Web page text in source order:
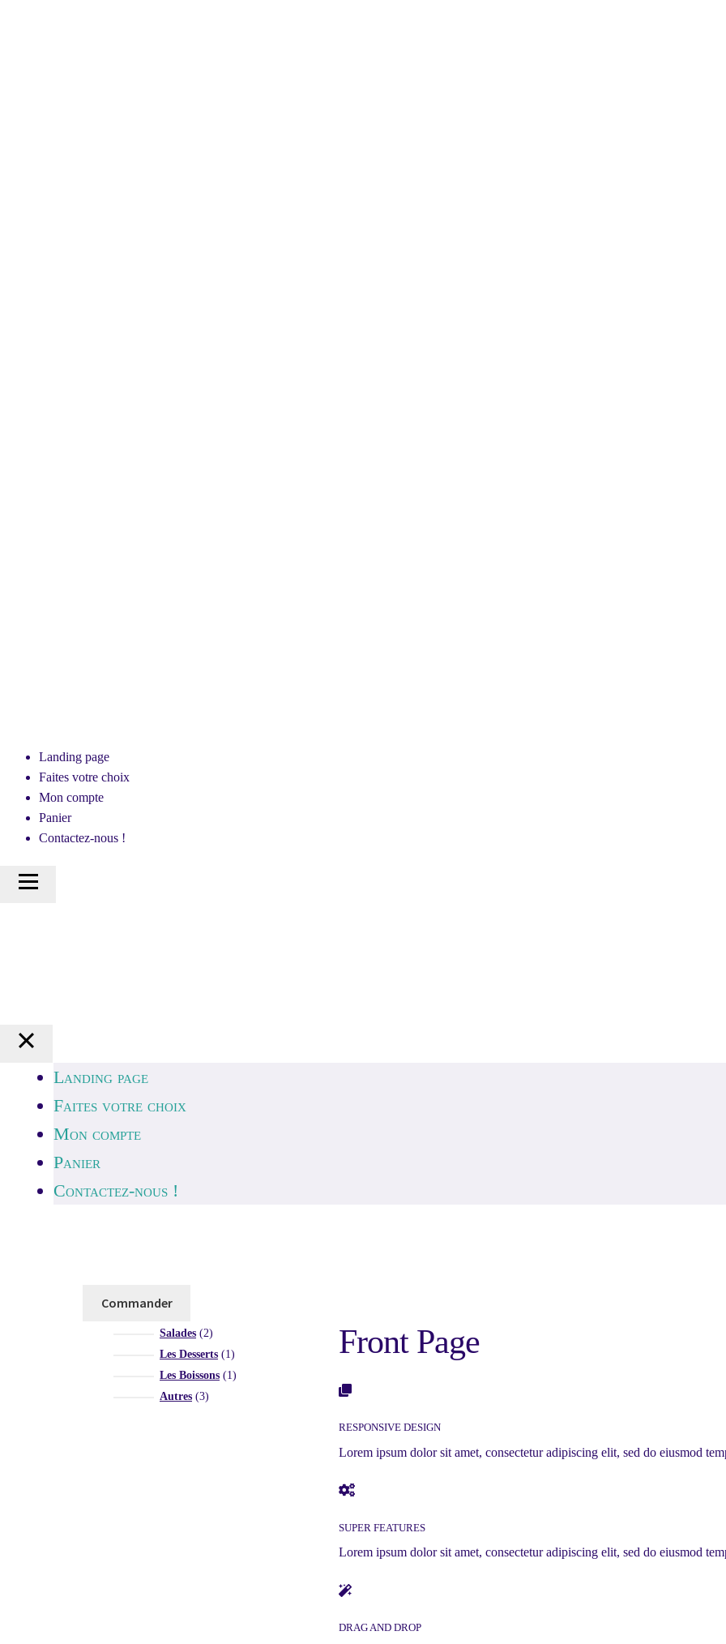
Landing page
Faites votre choix
Mon compte
Panier
Contactez-nous !
Landing page
Faites votre choix
Mon compte
Panier
Contactez-nous !
Commander
Front Page
RESPONSIVE DESIGN
Lorem ipsum dolor sit amet, consectetur adipiscing elit, sed do eiusmod
SUPER FEATURES
Lorem ipsum dolor sit amet, consectetur adipiscing elit, sed do eiusmod
DRAG AND DROP
Salades 22
produits
Les Desserts 11
produit
Les Boissons 11
Autres 33